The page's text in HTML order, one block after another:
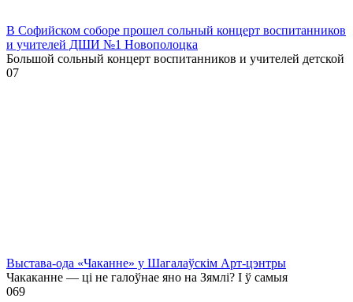
В Софийском соборе прошел сольный концерт воспитанников
и учителей ДШИ №1 Новополоцка
Большой сольный концерт воспитанников и учителей детской
07
Выстава-ода «Чаканне» у Шагалаўскім Арт-цэнтры
Чакаканне — ці не галоўнае яно на Зямлі? І ў самыя
069